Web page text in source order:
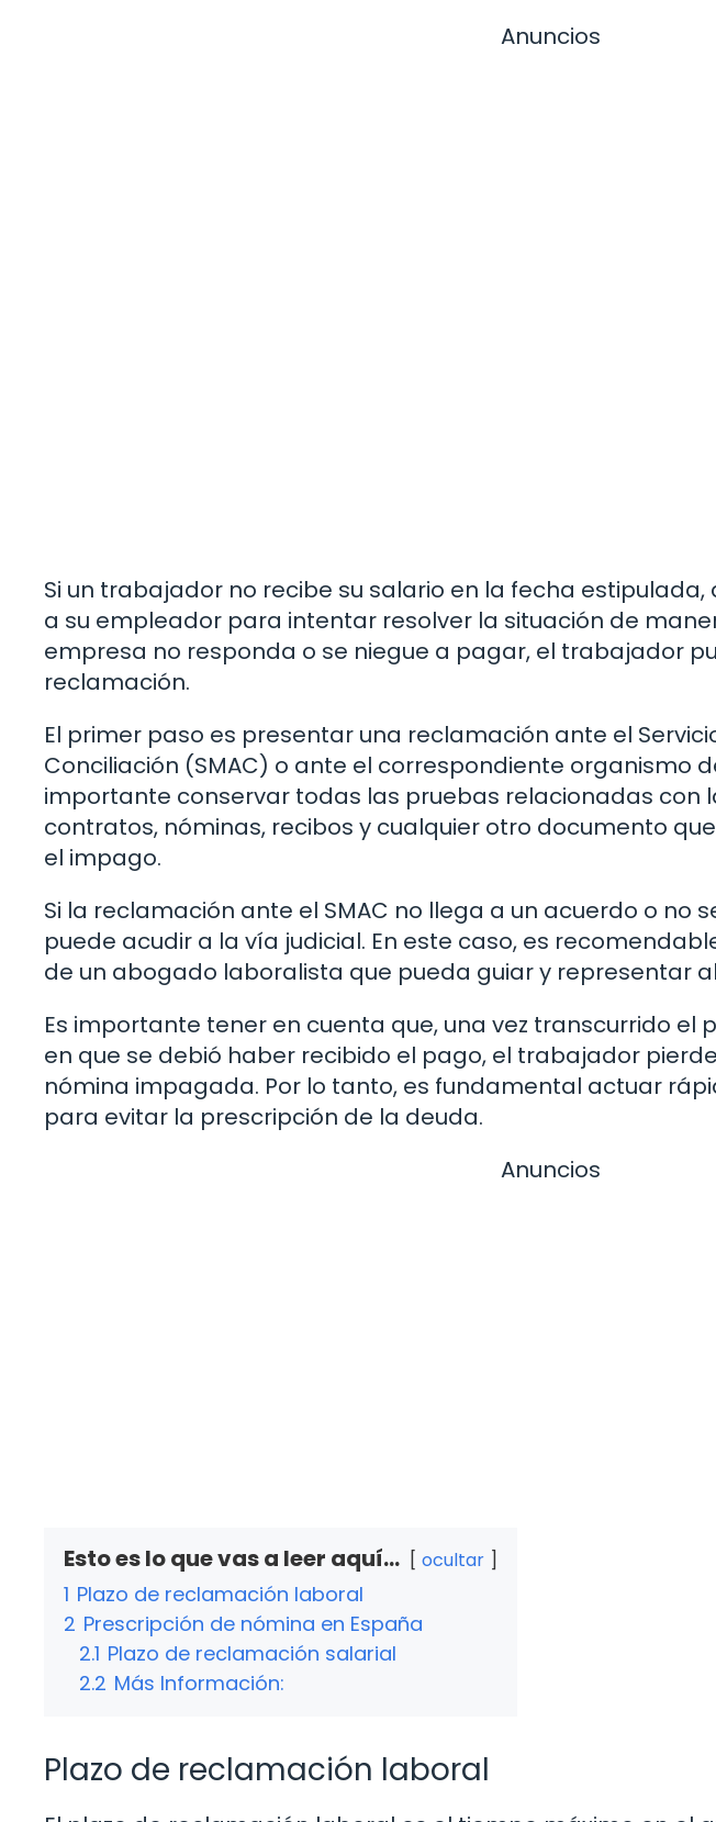
Anuncios
Si un trabajador no recibe su salario en la fecha
a su empleador para intentar resolver la situación de
empresa no responda o se niegue a pagar, el trabajador
reclamación.
El primer paso es presentar una reclamación ante el
Conciliación (SMAC) o ante el correspondiente organismo
importante conservar todas las pruebas relacionadas con
contratos, nóminas, recibos y cualquier otro documento
el impago.
Si la reclamación ante el SMAC no llega a un acuerdo o no
puede acudir a la vía judicial. En este caso, es
de un abogado laboralista que pueda guiar y representar
Es importante tener en cuenta que, una vez transcurrido el
en que se debió haber recibido el pago, el trabajador
nómina impagada. Por lo tanto, es fundamental actuar
para evitar la prescripción de la deuda.
Anuncios
Esto es lo que vas a leer aquí... ocultar
1 Plazo de reclamación laboral
2 Prescripción de nómina en España
2.1 Plazo de reclamación salarial
2.2 Más Información:
Plazo de reclamación laboral